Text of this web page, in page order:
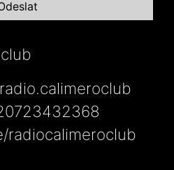
radiocalimeroclub